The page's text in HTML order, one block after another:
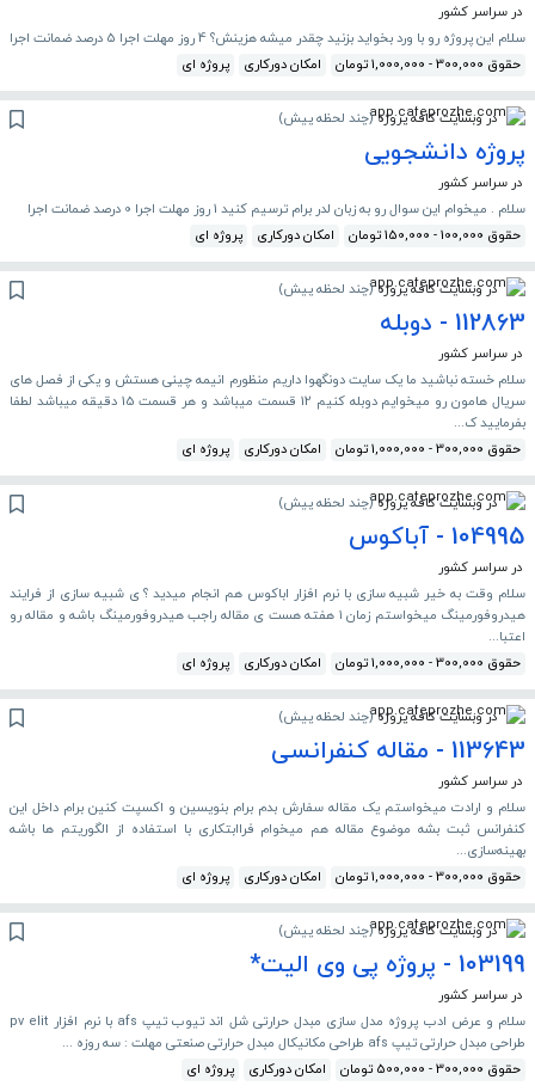
در سراسر کشور
سلام این پروژه رو با ورد بخواید بزنید چقدر میشه هزینش؟ 4 روز مهلت اجرا 5 درصد ضمانت اجرا
حقوق 300,000 - 1,000,000 تومان
امکان دورکاری پروژه ای
در وبسایت کافه پروژه (چند لحظه پیش)
پروژه دانشجویی
در سراسر کشور
سلام . میخوام این سوال رو به زبان لدر برام ترسیم کنید 1 روز مهلت اجرا 0 درصد ضمانت اجرا
حقوق 100,000 - 150,000 تومان
امکان دورکاری پروژه ای
در وبسایت کافه پروژه (چند لحظه پیش)
112863 - دوبله
در سراسر کشور
سلام خسته نباشید ما یک سایت دونگهوا داریم منظورم انیمه چینی هستش و یکی از فصل های
سریال هامون رو میخوایم دوبله کنیم 12 قسمت میباشد و هر قسمت 15 دقیقه میباشد لطفا
بفرمایید ک...
حقوق 300,000 - 1,000,000 تومان
امکان دورکاری پروژه ای
در وبسایت کافه پروژه (چند لحظه پیش)
104995 - آباکوس
در سراسر کشور
سلام وقت به خیر شبیه سازی با نرم افزار اباکوس هم انجام میدید ؟ ی شبیه سازی از فرایند
هیدروفورمینگ میخواستم زمان ۱ هفته هست ی مقاله راجب هیدروفورمینگ باشه و مقاله رو
اعتبا...
حقوق 300,000 - 1,000,000 تومان
امکان دورکاری پروژه ای
در وبسایت کافه پروژه (چند لحظه پیش)
113643 - مقاله کنفرانسی
در سراسر کشور
سلام و ارادت میخواستم یک مقاله سفارش بدم برام بنویسین و اکسپت کنین برام داخل این
کنفرانس ثبت بشه موضوع مقاله هم میخوام فراابتکاری با استفاده از الگوریتم ها باشه
بهینه‌سازی...
حقوق 300,000 - 1,000,000 تومان
امکان دورکاری پروژه ای
در وبسایت کافه پروژه (چند لحظه پیش)
103199 - پروژه پی وی الیت*
در سراسر کشور
سلام و عرض ادب پروژه مدل سازی مبدل حرارتی شل اند تیوب تیپ afs با نرم افزار pv elit
طراحی مبدل حرارتی تیپ afs طراحی مکانیکال مبدل حرارتی صنعتی مهلت : سه روزه ...
حقوق 300,000 - 500,000 تومان
امکان دورکاری پروژه ای